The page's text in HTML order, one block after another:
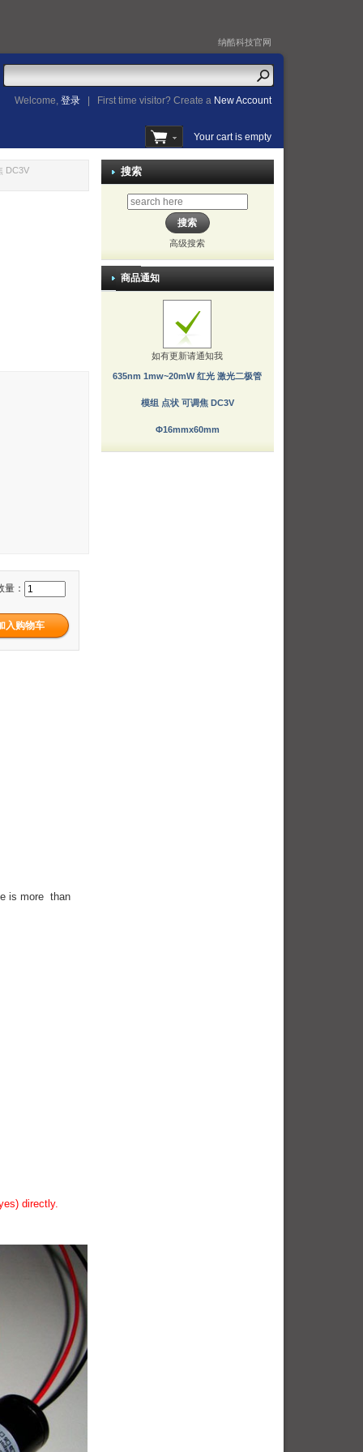
纳酷科技官网
Welcome,登录 First time visitor? Create a New Account
Your cart is empty
DC3V
量：
is more than
directly.
搜索
高级搜索
商品通知
如有更新请通知我
635nm 1mw~20mW 红光 激光二极管
模组 点状 可调焦 DC3V
Φ16mmx60mm